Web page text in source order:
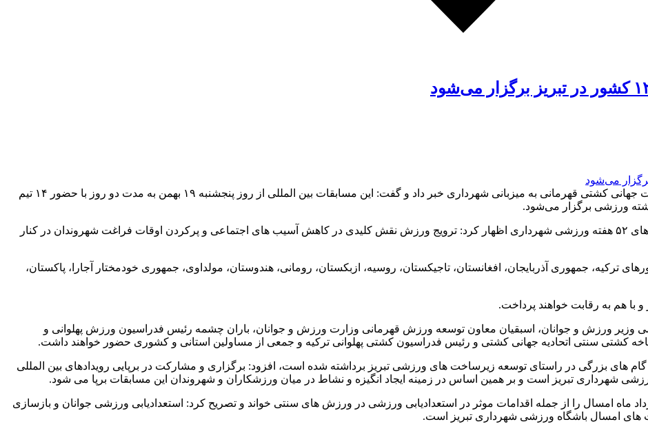
مدیرعامل باشگاه ورزشی شهرداری تبریز از برگزاری مسابقات جهانی کشتی قهرمانی به میزبانی شهرداری خبر داد و گفت: این مسابقات بین المللی از روز پنجشنبه ۱۹ بهمن به مدت دو روز با حضور ۱۴ تیم
ورزشی برگزار می‌شود.
به گزارش جید از تبریز، میرمعصوم سهرابی با اشاره به برنامه‌های ۵۲ هفته ورزشی شهرداری اظهار کرد: ترویج ورزش نقش کلیدی در کاهش آسیب های اجتماعی و پرکردن اوقات فراغت شهروندان در کنار
و کادر فنی از کشورهای ترکیه، جمهوری آذربایجان، افغانستان، تاجیکستان، روسیه، ازبکستان، رومانی، هندوستان، مولداوی، جمهوری خودمختار آجارا، پاکستان،
با هم به رقابت خواهند پرداخت.
وزیر ورزش و جوانان، اسبقیان معاون توسعه ورزش قهرمانی وزارت ورزش و جوانان، باران چشمه رئیس فدراسیون ورزش پهلوانی و
کشتی سنتی اتحادیه جهانی کشتی و رئیس فدراسیون کشتی پهلوانی ترکیه و جمعی از مساولین استانی و کشوری حضور خواهند داشت.
گام های بزرگی در راستای توسعه زیرساخت های ورزشی تبریز برداشته شده است، افزود: برگزاری و مشارکت در برپایی رویدادهای بین المللی
ماه امسال را از جمله اقدامات موثر در استعدادیابی ورزشی در ورزش های سنتی خواند و تصریح کرد: استعدادیابی ورزشی جوانان و بازسازی
های امسال باشگاه ورزشی شهرداری تبریز است.